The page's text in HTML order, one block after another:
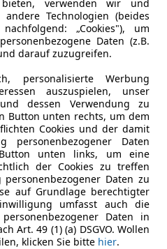
70 kW (95
999 cm³
1 122 kg
verwenden wir und
Technologien (beides
„Cookies"), um
Daten (z.B.
darauf zuzugreifen.
personalisierte Werbung
auszuspielen, unser
dessen Verwendung zu
Button unten rechts, um dem
Cookies und der damit
personenbezogener Daten
unten links, um eine
der Cookies zu treffen
Daten zu
auf Grundlage berechtigter
umfasst auch die
Daten in
Art. 49 (1) (a) DSGVO. Wollen
klicken Sie bitte hier.